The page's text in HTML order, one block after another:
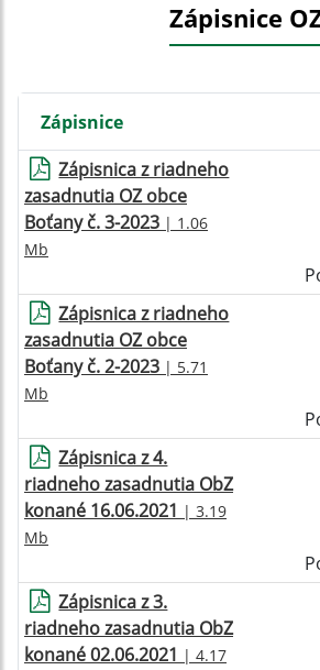
Zápisnice
Zápisnice
Zápisnica z riadneho
zasadnutia OZ obce
Boťany č. 3-2023 | 1.06
Mb
Zápisnica z riadneho
zasadnutia OZ obce
Boťany č. 2-2023 | 5.71
Mb
Zápisnica z 4.
riadneho zasadnutia ObZ
konané 16.06.2021 | 3.19
Mb
Zápisnica z 3.
riadneho zasadnutia ObZ
konané 02.06.2021 | 4.17